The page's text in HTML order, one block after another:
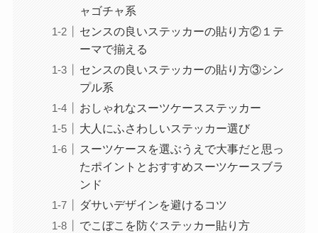
ャゴチャ系
センスの良いステッカーの貼り方②１テ
ーマで揃える
センスの良いステッカーの貼り方③シン
プル系
おしゃれなスーツケースステッカー
大人にふさわしいステッカー選び
スーツケースを選ぶうえで大事だと思っ
たポイントとおすすめスーツケースブラ
ンド
ダサいデザインを避けるコツ
でこぼこを防ぐステッカー貼り方